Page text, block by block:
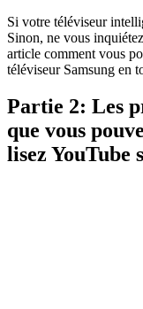
Si votre téléviseur
Sinon, ne vous
article comment vous
téléviseur Samsung en
Partie 2: Les
que vous
lisez YouTube